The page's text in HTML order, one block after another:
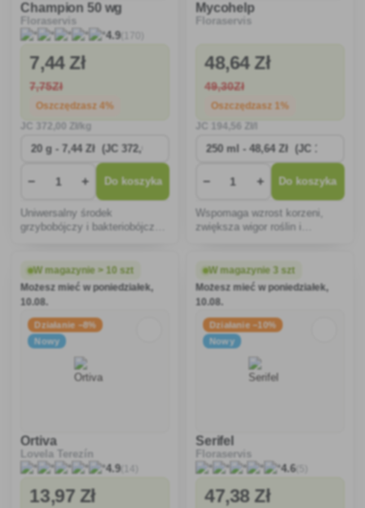
Champion 50 wg
Floraservis
4.9(170)
7,44 Zł
7,75Zł
Oszczędzasz 4%
372 ,00 Zł/kg
− + Do koszyka
Uniwersalny środek
grzybobójczy i bakteriobójczy
pomidorów, ogórków, moreli,
winorośli i innych upraw.
Mycohelp
Floraservis
48,64 Zł
49,30Zł
Oszczędzasz 1%
− + Do koszyka
Wspomaga wzrost korzeni,
zwiększa wigor roślin i
rozwiązanie dla zdrowej gleby i
silnych roślin do stosowania
przez cały rok.
W magazynie > 10 szt
Możesz mieć w poniedziałek,
10.08.
Działanie −8%
Nowy
Ortiva
Lovela Terezín
4.9(14)
13,97 Zł
W magazynie 3 szt
Możesz mieć w poniedziałek,
10.08.
Działanie −10%
Nowy
Serifel
Floraservis
4.6(5)
47,38 Zł